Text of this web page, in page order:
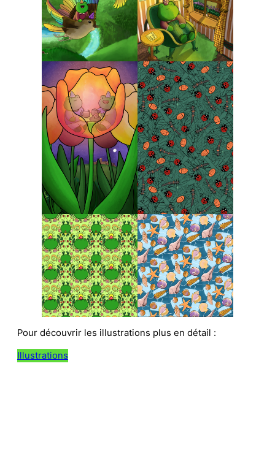
Pour découvrir les illustrations plus en détail :
Illustrations